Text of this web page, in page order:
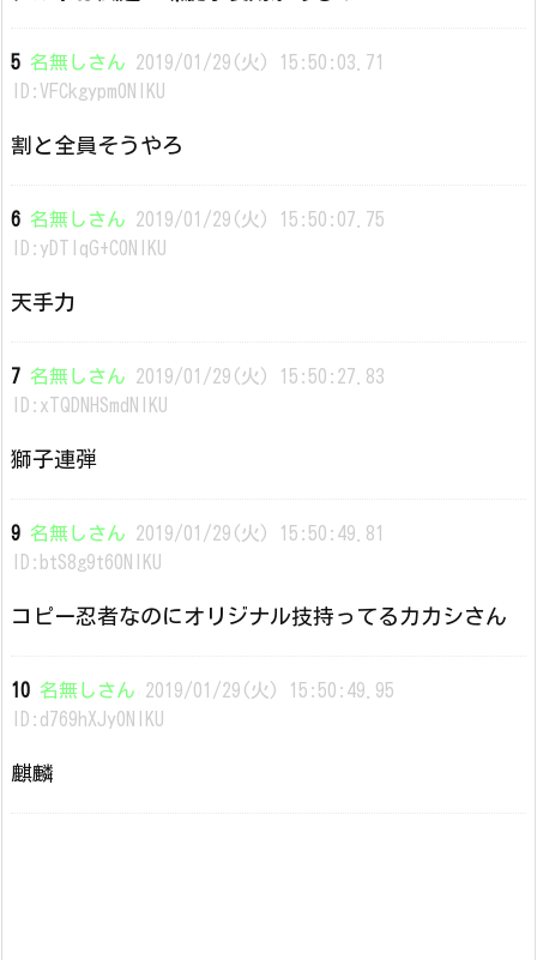
5 名無しさん 2019/01/29(火) 15:50:03.71
ID:VFCkgypm0NIKU
割と全員そうやろ
6 名無しさん 2019/01/29(火) 15:50:07.75
ID:yDTlqG+C0NIKU
天手力
7 名無しさん 2019/01/29(火) 15:50:27.83
ID:xTQDNHSmdNIKU
獅子連弾
9 名無しさん 2019/01/29(火) 15:50:49.81
ID:btS8g9t60NIKU
コピー忍者なのにオリジナル技持ってるカカシさん
10 名無しさん 2019/01/29(火) 15:50:49.95
ID:d769hXJy0NIKU
麒麟